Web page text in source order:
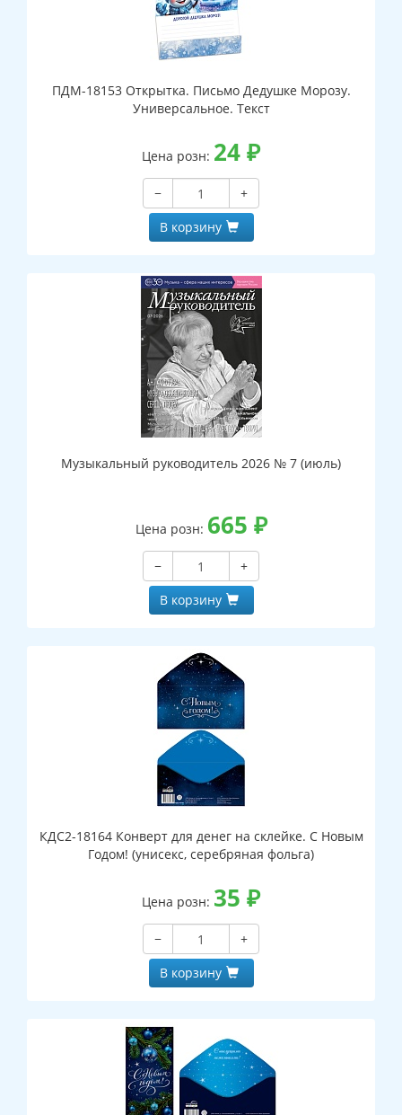
ПДМ-18153 Открытка. Письмо Дедушке Морозу.
Универсальное. Текст
Цена розн: 24₽
−
+
В корзину
Музыкальный руководитель 2026 № 7 (июль)
Цена розн: 665 ₽
−
+
В корзину
КДС2-18164 Конверт для денег на склейке. С Новым
Годом! (унисекс, серебряная фольга)
Цена розн: 35 ₽
−
+
В корзину